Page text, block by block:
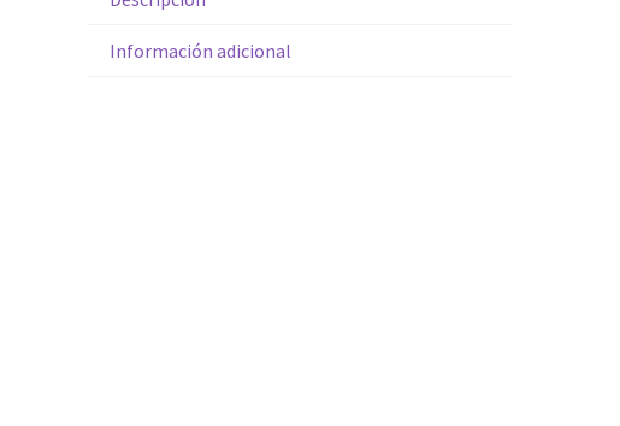
Información adicional